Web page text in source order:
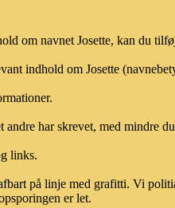
om navnet Josette, kan du
indhold om Josette
andre har skrevet, med mindre
links.
på linje med grafitti. Vi
er let.